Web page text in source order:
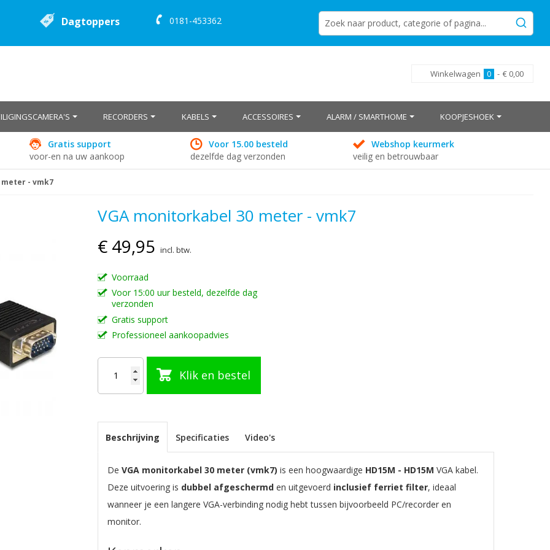
Dagtoppers 0181-453362
Winkelwagen 0 - € 0,00
RECORDERS KABELS ACCESSOIRES ALARM / SMARTHOME KOOPJESHOEK
Gratis support
voor-en na uw aankoop
Voor 15.00 besteld
dezelfde dag verzonden
Webshop keurmerk
veilig en betrouwbaar
- vmk7
VGA monitorkabel 30 meter - vmk7
€ 49,95 incl. btw.
Voorraad
Voor 15:00 uur besteld, dezelfde dag
verzonden
Gratis support
Professioneel aankoopadvies
Klik en bestel
Beschrijving
DeVGA monitorkabel 30 meter (vmk7) is een hoogwaardige HD15M - HD15M VGA kabel.
Deze uitvoering is dubbel afgeschermd en uitgevoerd inclusief ferriet filter, ideaal
wanneer je een langere VGA-verbinding nodig hebt tussen bijvoorbeeld PC/recorder en
monitor.
Specificaties Video's